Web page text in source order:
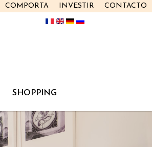
CONTACTO
INVESTIR
COMPORTA
SHOPPING